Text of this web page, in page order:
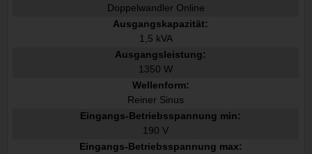
Doppelwandler Online
Ausgangskapazität:
1,5 kVA
Ausgangsleistung:
1350 W
Wellenform:
Reiner Sinus
Eingangs-Betriebsspannung min:
190 V
Eingangs-Betriebsspannung max: